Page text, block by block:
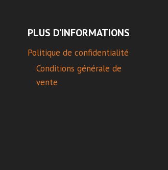
PLUS D’INFORMATIONS
Politique de confidentialité
Conditions générale de
vente